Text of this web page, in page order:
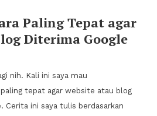
Paling Tepat agar
Diterima Google
nih. Kali ini saya mau
tepat agar website atau blog
Cerita ini saya tulis berdasarkan